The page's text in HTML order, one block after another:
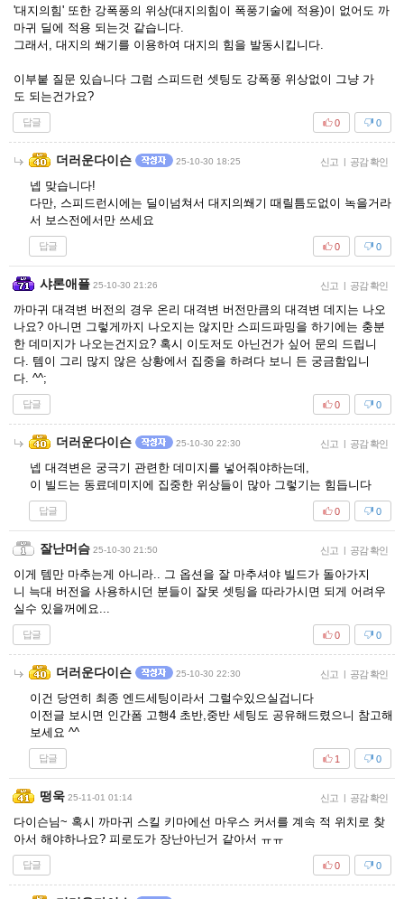
'대지의힘' 또한 강폭풍의 위상(대지의힘이 폭풍기술에 적용)이 없어도 까
마귀 딜에 적용 되는것 같습니다.
그래서, 대지의 쐐기를 이용하여 대지의 힘을 발동시킵니다.
이부붙 질문 있습니다 그럼 스피드런 셋팅도 강폭풍 위상없이 그냥 가
도 되는건가요?
답글 0
0
더러운다이슨 25-10-30 18:25 신고 | 공감 확인
넵 맞습니다!
다만, 스피드런시에는 딜이넘쳐서 대지의쐐기 때릴틈도없이 녹을거라
서 보스전에서만 쓰세요
답글 0
0
샤론애플 25-10-30 21:26 신고 | 공감 확인
까마귀 대격변 버전의 경우 온리 대격변 버전만큼의 대격변 데지는 나오
나요? 아니면 그렇게까지 나오지는 않지만 스피드파밍을 하기에는 충분
한 데미지가 나오는건지요? 혹시 이도저도 아닌건가 싶어 문의 드립니
다. 템이 그리 많지 않은 상황에서 집중을 하려다 보니 든 궁금함입니
다. ^^;
답글 0
0
더러운다이슨 25-10-30 22:30 신고 | 공감 확인
넵 대격변은 궁극기 관련한 데미지를 넣어줘야하는데,
이 빌드는 동료데미지에 집중한 위상들이 많아 그렇기는 힘듭니다
답글 0
0
잘난머슴 25-10-30 21:50 신고 | 공감 확인
이게 템만 마추는게 아니라.. 그 옵션을 잘 마추셔야 빌드가 돌아가지
니 늑대 버전을 사용하시던 분들이 잘못 셋팅을 따라가시면 되게 어려우
실수 있을꺼에요...
답글 0
0
더러운다이슨 25-10-30 22:30 신고 | 공감 확인
이건 당연히 최종 엔드세팅이라서 그럴수있으실겁니다
이전글 보시면 인간폼 고행4 초반,중반 세팅도 공유해드렸으니 참고해
보세요 ^^
답글 0
1
떵욱 25-11-01 01:14 신고 | 공감 확인
다이슨님~ 혹시 까마귀 스킬 키마에선 마우스 커서를 계속 적 위치로 찾
아서 해야하나요? 피로도가 장난아닌거 같아서 ㅠㅠ
답글 0
0